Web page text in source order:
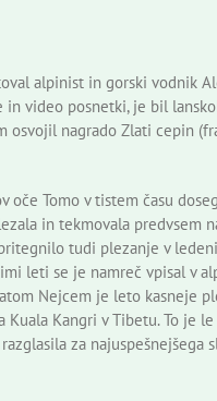
alpinist in gorski vodnik
video posnetki, je bil
nagrado Zlati cepin
Tomo v tistem času
in tekmovala predvsem
tudi plezanje v
leti se je namreč vpisal v
Nejcem je leto kasneje
Kangri v Tibetu. To je
za najuspešnejšega